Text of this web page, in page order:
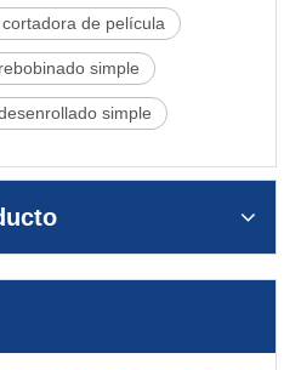
de película
simple
simple